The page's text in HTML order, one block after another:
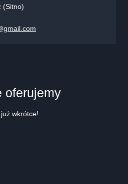
(Sitno)
oferujemy
wkrótce!